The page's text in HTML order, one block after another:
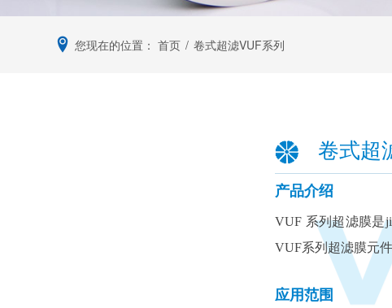
您现在的位置： 首页 / 卷式超滤VUF系列
卷式超
产品介绍
VUF 系列超滤膜是
VUF系列超滤膜元
应用范围